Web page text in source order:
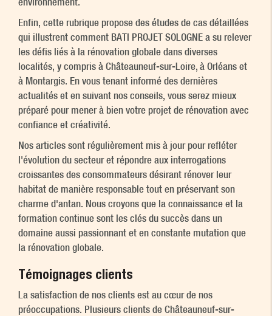
Enfin, cette rubrique propose des études de cas détaillées
qui illustrent comment BATI PROJET SOLOGNE a su relever
les défis liés à la rénovation globale dans diverses
localités, y compris à Châteauneuf-sur-Loire, à Orléans et
à Montargis. En vous tenant informé des dernières
actualités et en suivant nos conseils, vous serez mieux
préparé pour mener à bien votre projet de rénovation avec
confiance et créativité.
Nos articles sont régulièrement mis à jour pour refléter
l'évolution du secteur et répondre aux interrogations
croissantes des consommateurs désirant rénover leur
habitat de manière responsable tout en préservant son
charme d'antan. Nous croyons que la connaissance et la
formation continue sont les clés du succès dans un
domaine aussi passionnant et en constante mutation que
la rénovation globale.
Témoignages clients
La satisfaction de nos clients est au cœur de nos
préoccupations. Plusieurs clients de Châteauneuf-sur-